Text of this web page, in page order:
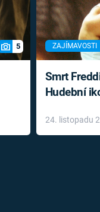
5 ZAJÍMAVOSTI
Smrt
Hudební
léky
24. listopadu